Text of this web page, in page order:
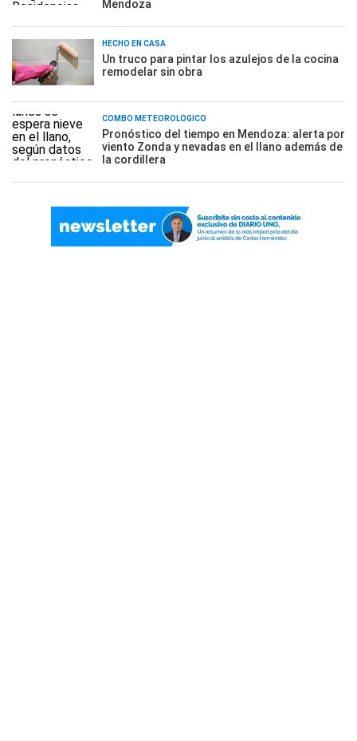
Mendoza
HECHO EN CASA
Un truco para pintar los azulejos de la cocina
remodelar sin obra
COMBO METEOROLÓGICO
Pronóstico del tiempo en Mendoza: alerta por
viento Zonda y nevadas en el llano además de
la cordillera